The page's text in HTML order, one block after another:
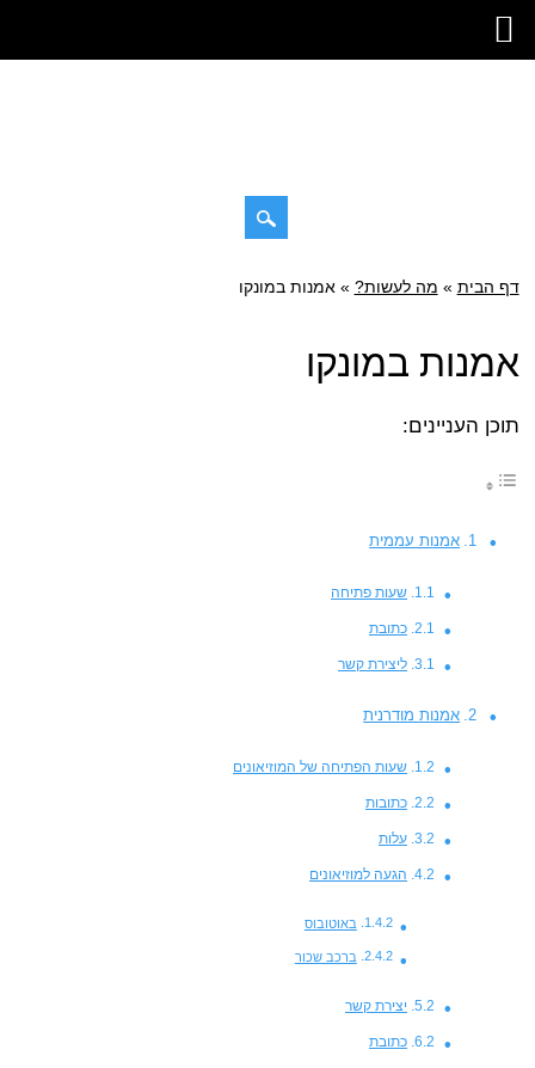
תפריט ראשי
דילוג
דף הבית » מה לעשות? »אמנות במונקו
אמנות במונקו
תוכן העניינים:
אמנות עממית
שעות פתיחה
כתובת
ליצירת קשר
אמנות מודרנית
שעות הפתיחה של המוזיאונים
כתובות
עלות
הגעה למוזיאונים
באוטובוס
ברכב שכור
יצירת קשר
כתובת